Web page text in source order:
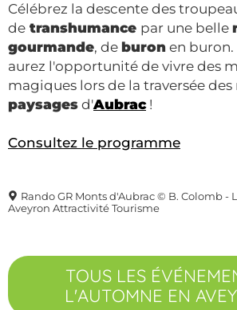
Rando GR Monts d'Aubrac © B. Colomb -
Aveyron Attractivité Tourisme
Célébrez la descente des
de transhumance par une belle
gourmande, de buron en buron.
aurez l'opportunité de vivre des
magiques lors de la traversée
paysages d'Aubrac!
Consultez le programme
TOUS LES
L'AUTOMNE EN